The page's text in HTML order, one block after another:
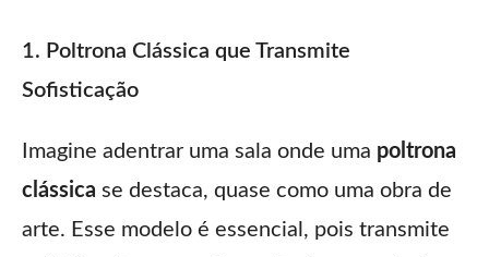
1. Poltrona Clássica que Transmite
Sofisticação
Imagine adentrar uma sala onde uma poltrona
clássica se destaca, quase como uma obra de
arte. Esse modelo é essencial, pois transmite